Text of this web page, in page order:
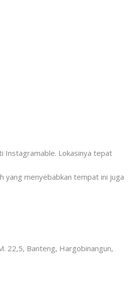
Instagramable. Lokasinya tepat
yang menyebabkan tempat ini juga
22,5, Banteng, Hargobinangun,